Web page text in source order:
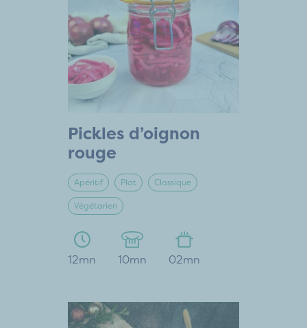
Pickles d’oignon
rouge
Apéritif Plat Classique
Végétarien
12mn 10mn 02mn